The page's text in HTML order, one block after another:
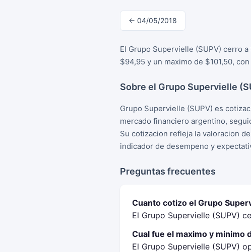
← 04/05/2018
El Grupo Supervielle (SUPV) cerro
$94,95 y un maximo de $101,50,
Sobre el Grupo Supervielle
Grupo Supervielle (SUPV) es
mercado financiero argentino,
Su cotizacion refleja la valoracion
indicador de desempeno y
Preguntas frecuentes
Cuanto cotizo el Grupo
El Grupo Supervielle (SUPV)
Cual fue el maximo y minimo
El Grupo Supervielle (SUPV)